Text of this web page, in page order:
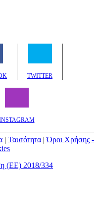
TWITTER
| Ταυτότητα |Όροι Χρήσης -
(ΕΕ) 2018/334